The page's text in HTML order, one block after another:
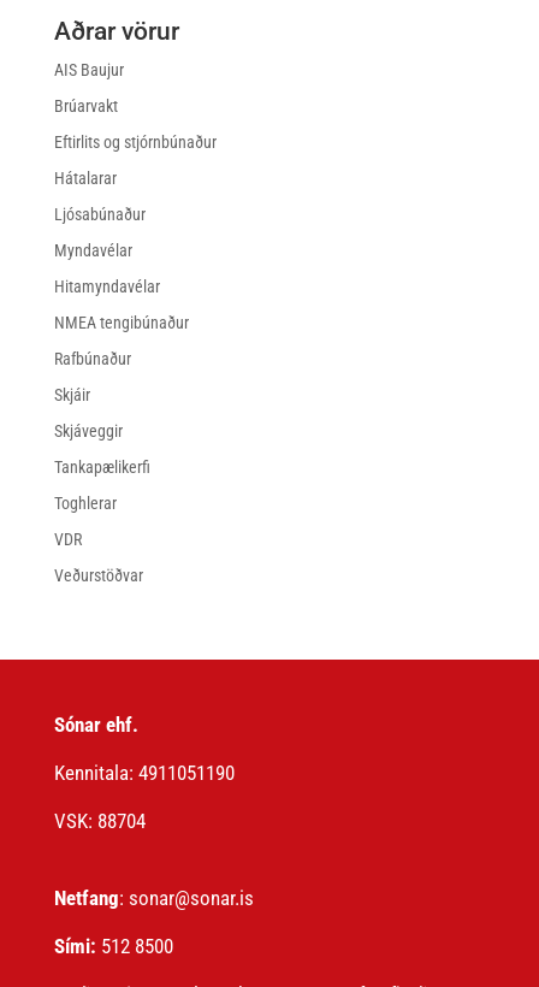
Aðrar vörur
AIS Baujur
Brúarvakt
Eftirlits og stjórnbúnaður
Hátalarar
Ljósabúnaður
Myndavélar
Hitamyndavélar
NMEA tengibúnaður
Rafbúnaður
Skjáir
Skjáveggir
Tankapælikerfi
Toghlerar
VDR
Veðurstöðvar
Sónar ehf.
Kennitala: 4911051190
VSK: 88704
Netfang: sonar@sonar.is
Sími: 512 8500